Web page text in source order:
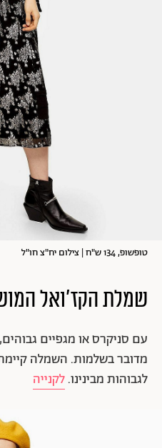
טופשופ, 134 ש"ח | צילום יח"צ חו"ל
שמלת הקז'ואל
עם סניקרס או מגפיים
מדובר בשלמות. השמלה
לגבוהות מבינינו.לקנייה